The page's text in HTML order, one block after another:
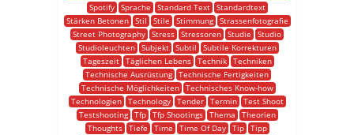
Spotify
Sprache Standard Text
Standardtext
Stärken Betonen
Stil Stile Stimmung
Strassenfotografie
Street Photography Stress Stressoren Studie
Studio
Studioleuchten
Subjekt Subtil
Subtile Korrekturen
Tageszeit
Täglichen Lebens Technik
Techniken
Technische Ausrüstung Technische Fertigkeiten
Technische Möglichkeiten
Technisches Know-how
Technologien
Technology Tender Termin
Test Shoot
Testshooting
Tfp Tfp Shootings Thema
Theorien
Thoughts
Tiefe Time Time Of Day Tip
Tipp